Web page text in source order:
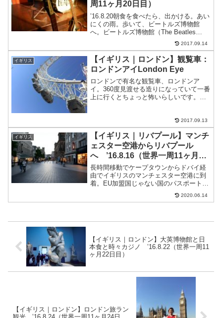
周11ヶ月20日目）
’16.8.20朝食を食べたら、出かける。あい
にくの雨。歩いて、ビートルズ博物館
へ。ビートルズ博物館（The Beatles
Story）入場口。並んでいた。30分ほど待
った。料金14.95ポンド（約2,018円）を
払って入場オーディオが付...
2017.09.14
イギリス
【イギリス｜ロンドン】観覧車：
ロンドンアイLondon Eye
ロンドンで有名な観覧車、ロンドンア
イ。360度見渡せる造りになっていて一番
上に行くとちょっと怖いらしいです。ロ
（４〜15歳）：18.95ポンド＝約2,569
円...
2017.09.13
イギリス
【イギリス｜リバプール】マンチ
ェスター空港からリバプール
へ ’16.8.16（世界一周11ヶ月16
日目）
長時間移動でケープタウンからドバイ経
由でイギリスのマンチェスター空港に到
着。EU加盟国じゃない国のパスポート所
持者の列は空いていた。ランディングカ
ード※ちなみにイギリスは出国時に出国
2020.06.14
【イギリス｜ロンドン】大英博物館と日
本食と時々カジノ ’16.8.22（世界一周11
ヶ月22日目）
【イギリス｜ロンドン】ロンドン旅ラン